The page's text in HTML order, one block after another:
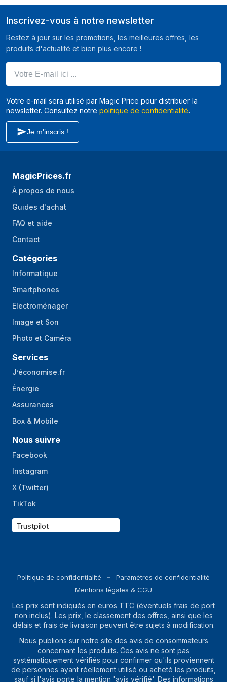
Inscrivez-vous à notre newsletter
Restez à jour sur les promotions, les meilleures offres, les
produits d'actualité et bien plus encore !
Votre e-mail sera utilisé par Magic Price pour distribuer la
newsletter. Consultez notre politique de confidentialité.
Je m'inscris !
MagicPrices.fr
À propos de nous
Guides d'achat
FAQ et aide
Contact
Catégories
Informatique
Smartphones
Electroménager
Image et Son
Photo et Caméra
Services
J’économise.fr
Énergie
Assurances
Box & Mobile
Nous suivre
Facebook
Instagram
X (Twitter)
TikTok
Trustpilot
Politique de confidentialité
Paramètres de confidentialité
Mentions légales & CGU
Les prix sont indiqués en euros TTC (éventuels frais de port
non inclus). Les prix, le classement des offres, ainsi que les
délais et frais de livraison peuvent être sujets à modification.
Nous publions sur notre site des avis de consommateurs
concernant les produits. Ces avis ne sont pas
systématiquement vérifiés pour confirmer qu'ils proviennent
de personnes ayant réellement utilisé ou acheté les produits,
sauf si l'avis porte la mention 'avis vérifié'. Des informations